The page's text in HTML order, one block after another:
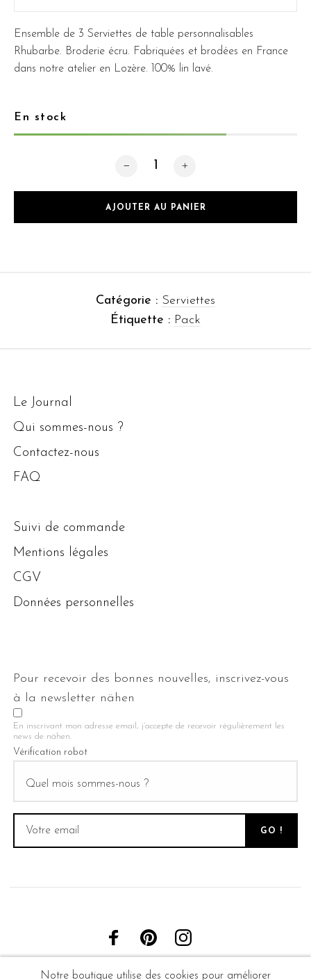
Notre boutique utilise des cookies pour améliorer
Ensemble de 3 Serviettes de table personnalisables
Rhubarbe. Broderie écru. Fabriquées et brodées en France
dans notre atelier en Lozère. 100% lin lavé.
En stock
quantité de Pack 3 Serviettes
AJOUTER AU PANIER
Catégorie : Serviettes
Étiquette : Pack
Le Journal
Qui sommes-nous ?
Contactez-nous
FAQ
Suivi de commande
Mentions légales
CGV
Données personnelles
Pour recevoir des bonnes nouvelles, inscrivez-vous
à la newsletter nähen
En inscrivant mon adresse email, j’accepte de recevoir régulièrement les
news de nähen.
Vérification robot